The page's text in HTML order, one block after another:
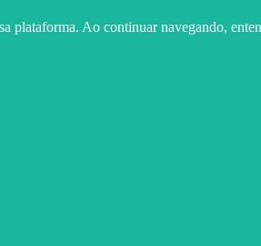
plataforma. Ao continuar navegando,